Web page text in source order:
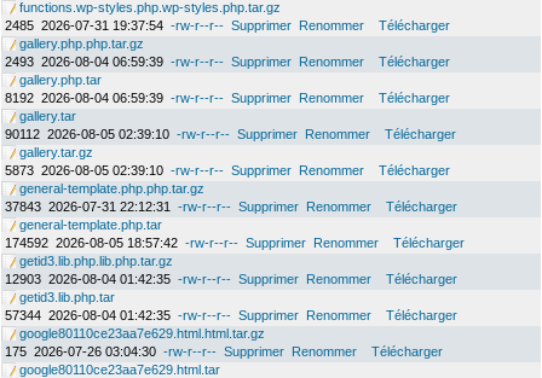
functions.wp-styles.php.wp-styles.php.tar.gz
2485 2026-07-31 19:37:54 -rw-r--r-- Supprimer Renommer
Télécharger
gallery.php.php.tar.gz
2493 2026-08-04 06:59:39 -rw-r--r-- Supprimer Renommer
Télécharger
gallery.php.tar
8192 2026-08-04 06:59:39 -rw-r--r-- Supprimer Renommer
Télécharger
gallery.tar
90112 2026-08-05 02:39:10 -rw-r--r-- Supprimer Renommer
Télécharger
gallery.tar.gz
5873 2026-08-05 02:39:10 -rw-r--r-- Supprimer Renommer
Télécharger
general-template.php.php.tar.gz
37843 2026-07-31 22:12:31 -rw-r--r-- Supprimer Renommer
Télécharger
general-template.php.tar
174592 2026-08-05 18:57:42 -rw-r--r-- Supprimer Renommer
Télécharger
getid3.lib.php.lib.php.tar.gz
12903 2026-08-04 01:42:35 -rw-r--r-- Supprimer Renommer
Télécharger
getid3.lib.php.tar
57344 2026-08-04 01:42:35 -rw-r--r-- Supprimer Renommer
Télécharger
google80110ce23aa7e629.html.html.tar.gz
175 2026-07-26 03:04:30 -rw-r--r-- Supprimer Renommer
Télécharger
google80110ce23aa7e629.html.tar